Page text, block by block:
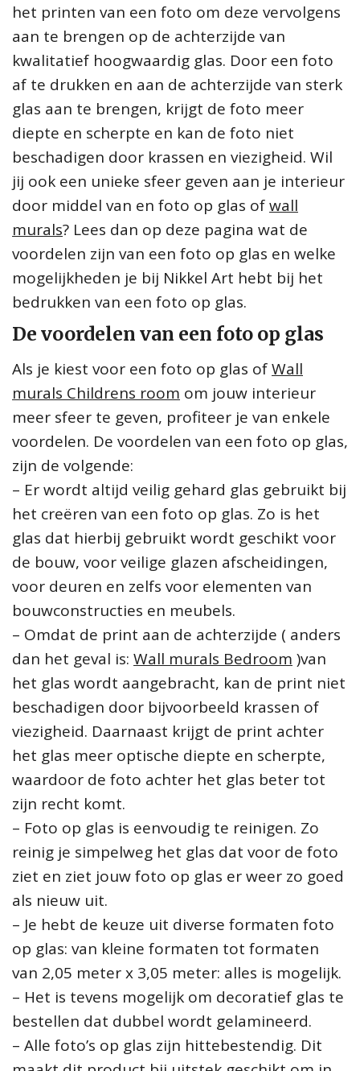
het printen van een foto om deze vervolgens
aan te brengen op de achterzijde van
kwalitatief hoogwaardig glas. Door een foto
af te drukken en aan de achterzijde van sterk
glas aan te brengen, krijgt de foto meer
diepte en scherpte en kan de foto niet
beschadigen door krassen en viezigheid. Wil
jij ook een unieke sfeer geven aan je interieur
door middel van en foto op glas ofwall
murals? Lees dan op deze pagina wat de
voordelen zijn van een foto op glas en welke
mogelijkheden je bij Nikkel Art hebt bij het
bedrukken van een foto op glas.
De voordelen van een foto op glas
Als je kiest voor een foto op glas ofWall
murals Childrens room om jouw interieur
meer sfeer te geven, profiteer je van enkele
voordelen. De voordelen van een foto op glas,
zijn de volgende:
– Er wordt altijd veilig gehard glas gebruikt bij
het creëren van een foto op glas. Zo is het
glas dat hierbij gebruikt wordt geschikt voor
de bouw, voor veilige glazen afscheidingen,
voor deuren en zelfs voor elementen van
bouwconstructies en meubels.
– Omdat de print aan de achterzijde ( anders
dan het geval is: Wall murals Bedroom )van
het glas wordt aangebracht, kan de print niet
beschadigen door bijvoorbeeld krassen of
viezigheid. Daarnaast krijgt de print achter
het glas meer optische diepte en scherpte,
waardoor de foto achter het glas beter tot
zijn recht komt.
– Foto op glas is eenvoudig te reinigen. Zo
reinig je simpelweg het glas dat voor de foto
ziet en ziet jouw foto op glas er weer zo goed
als nieuw uit.
– Je hebt de keuze uit diverse formaten foto
op glas: van kleine formaten tot formaten
van 2,05 meter x 3,05 meter: alles is mogelijk.
– Het is tevens mogelijk om decoratief glas te
bestellen dat dubbel wordt gelamineerd.
– Alle foto’s op glas zijn hittebestendig. Dit